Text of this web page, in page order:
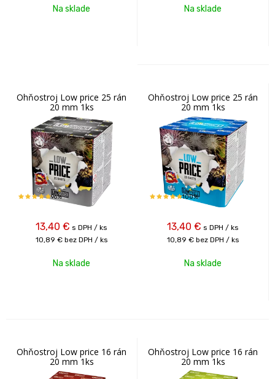
Na sklade Na sklade
Ohňostroj Low price 25 rán
20 mm 1ks
96%
13,40 € s DPH / ks
10,89 € bez DPH / ks
Na sklade
Ohňostroj Low price 25 rán
20 mm 1ks
100%
13,40 € s DPH / ks
10,89 € bez DPH / ks
Na sklade
Ohňostroj Low price 16 rán
20 mm 1ks
Ohňostroj Low price 16 rán
20 mm 1ks